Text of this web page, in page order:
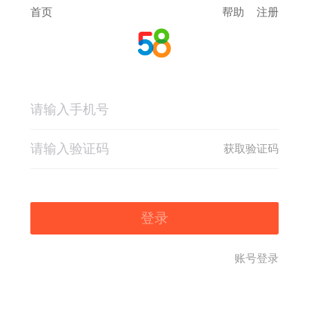
首页 帮助 注册
获取验证码
登录
账号登录